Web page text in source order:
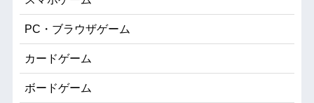
PC・ブラウザゲーム
カードゲーム
ボードゲーム